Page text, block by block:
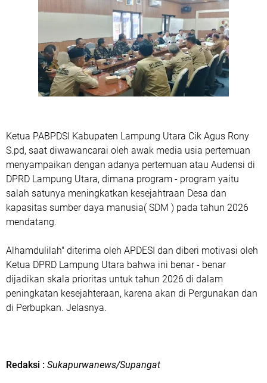
Ketua PABPDSI Kabupaten Lampung Utara Cik Agus Rony
S.pd, saat diwawancarai oleh awak media usia pertemuan
menyampaikan dengan adanya pertemuan atau Audensi di
DPRD Lampung Utara, dimana program - program yaitu
salah satunya meningkatkan kesejahtraan Desa dan
kapasitas sumber daya manusia( SDM ) pada tahun 2026
mendatang.
Alhamdulilah" diterima oleh APDESI dan diberi motivasi oleh
Ketua DPRD Lampung Utara bahwa ini benar - benar
dijadikan skala prioritas untuk tahun 2026 di dalam
peningkatan kesejahteraan, karena akan di Pergunakan dan
di Perbupkan. Jelasnya.
Redaksi : Sukapurwanews/Supangat